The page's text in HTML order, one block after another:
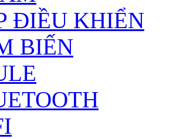
ĐIỀU KHIỂN
BIẾN